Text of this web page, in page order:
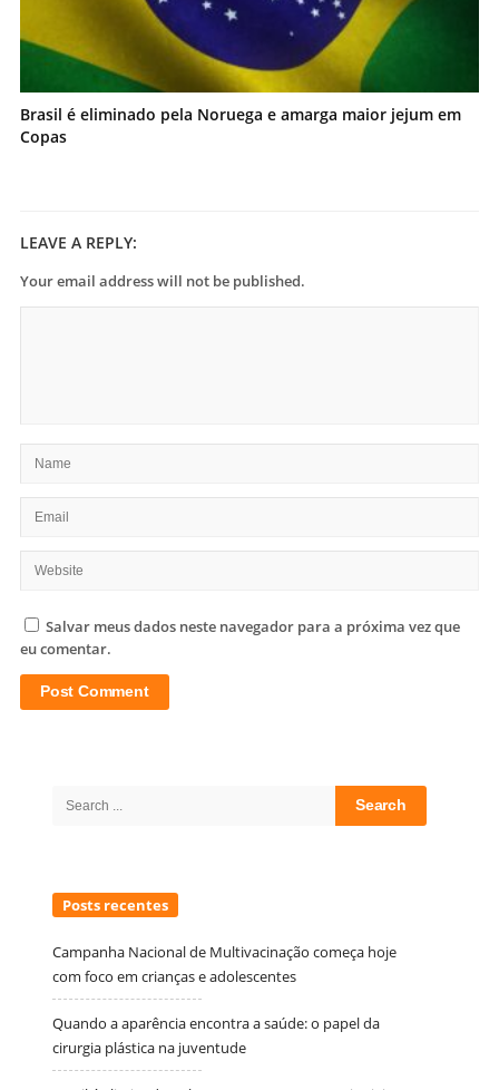
Brasil é eliminado pela Noruega e amarga maior jejum em
Copas
LEAVE A REPLY:
Your email address will not be published.
Salvar meus dados neste navegador para a próxima vez que
eu comentar.
Search
Posts recentes
Campanha Nacional de Multivacinação começa hoje
com foco em crianças e adolescentes
Quando a aparência encontra a saúde: o papel da
cirurgia plástica na juventude